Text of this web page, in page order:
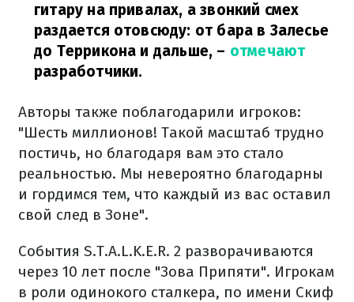
гитару на привалах, а звонкий смех
раздается отовсюду: от бара в Залесье
до Террикона и дальше, – отмечают
разработчики.
Авторы также поблагодарили игроков:
"Шесть миллионов! Такой масштаб трудно
постичь, но благодаря вам это стало
реальностью. Мы невероятно благодарны
и гордимся тем, что каждый из вас оставил
свой след в Зоне".
События S.T.A.L.K.E.R. 2 разворачиваются
через 10 лет после "Зова Припяти". Игрокам
в роли одинокого сталкера, по имени Скиф